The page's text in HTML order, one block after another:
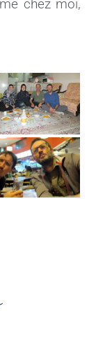
chez moi,